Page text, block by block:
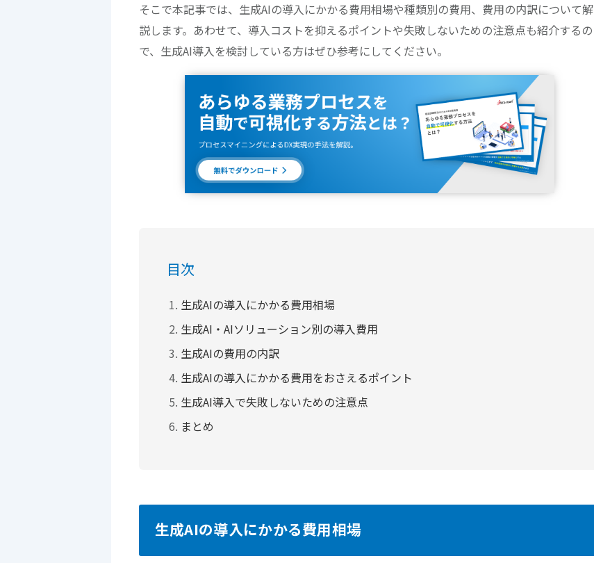
そこで本記事では、生成AIの導入にかかる費用相場や種類別の費用、費用の内訳について解
説します。あわせて、導入コストを抑えるポイントや失敗しないための注意点も紹介するの
で、生成AI導入を検討している方はぜひ参考にしてください。
目次
生成AIの導入にかかる費用相場
生成AI・AIソリューション別の導入費用
生成AIの費用の内訳
生成AIの導入にかかる費用をおさえるポイント
生成AI導入で失敗しないための注意点
まとめ
生成AIの導入にかかる費用相場